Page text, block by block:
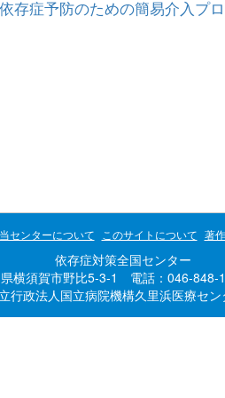
依存症予防のための簡易介入プ
当センターについて このサイトについて 著
依存症対策全国センター
横須賀市野比5-3-1 電話：046-848-
行政法人国立病院機構久里浜医療セ